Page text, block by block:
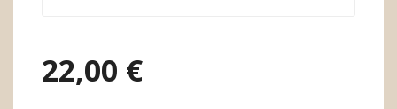
22,00 €